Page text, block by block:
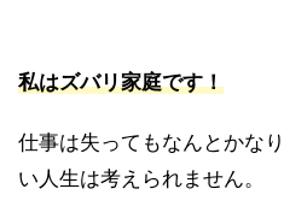
私はズバリ家庭です！
仕事は失ってもなんとかな
い人生は考えられません。